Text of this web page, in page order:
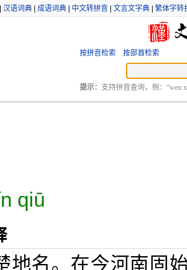
汉语词典 成语词典 中文转拼音 文言文字典 繁体字转
按拼音检索 按部首检索
提示： 支持拼音查询，例：“wen
qiū
地名。在今河南固